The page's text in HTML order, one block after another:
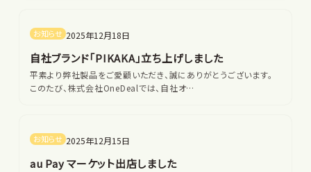
お知らせ 2025年12月18日
自社ブランド「PIKAKA」立ち上げしました
平素より弊社製品をご愛顧いただき、誠にありがとうございます。
このたび、株式会社OneDealでは、自社オ…
お知らせ 2025年12月15日
au Pay マーケット出店しました